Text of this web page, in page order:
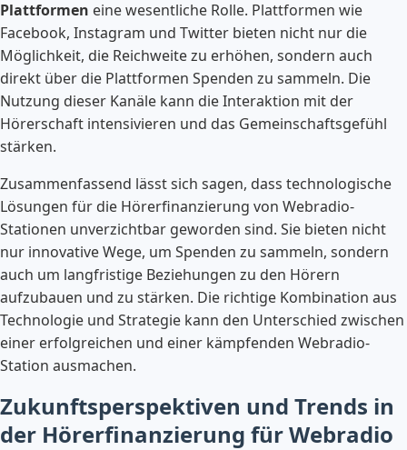
Plattformen eine wesentliche Rolle. Plattformen wie
Facebook, Instagram und Twitter bieten nicht nur die
Möglichkeit, die Reichweite zu erhöhen, sondern auch
direkt über die Plattformen Spenden zu sammeln. Die
Nutzung dieser Kanäle kann die Interaktion mit der
Hörerschaft intensivieren und das Gemeinschaftsgefühl
stärken.
Zusammenfassend lässt sich sagen, dass technologische
Lösungen für die Hörerfinanzierung von Webradio-
Stationen unverzichtbar geworden sind. Sie bieten nicht
nur innovative Wege, um Spenden zu sammeln, sondern
auch um langfristige Beziehungen zu den Hörern
aufzubauen und zu stärken. Die richtige Kombination aus
Technologie und Strategie kann den Unterschied zwischen
einer erfolgreichen und einer kämpfenden Webradio-
Station ausmachen.
Zukunftsperspektiven und Trends in
der Hörerfinanzierung für Webradio